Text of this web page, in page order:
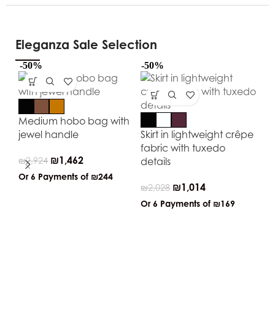
Eleganza Sale Selection
-50%
Medium hobo bag with
jewel handle
₪2,924 ₪1,462
Or 6 Payments of ₪244
-50%
Skirt in lightweight crêpe
fabric with tuxedo
details
₪2,028 ₪1,014
Or 6 Payments of ₪169